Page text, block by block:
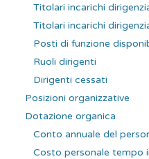
Titolari incarichi
Titolari incarichi
Posti di funzione
Ruoli dirigenti
Dirigenti cessati
Posizioni organizzative
Dotazione organica
Conto annuale del
Costo personale tempo